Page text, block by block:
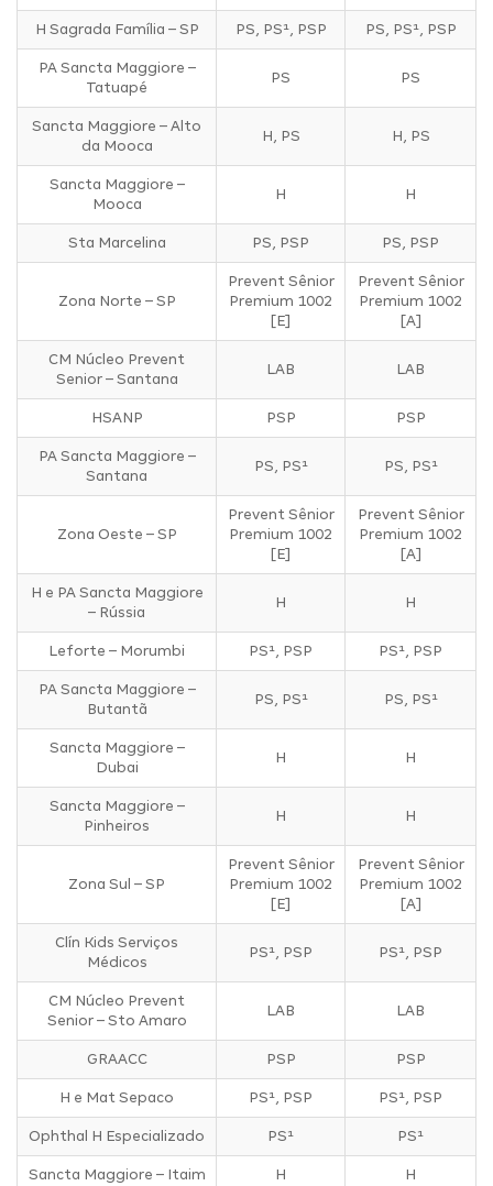
H Sagrada Família – SP PS, PS¹, PSP PS, PS¹, PSP
PA Sancta Maggiore –
Tatuapé
PS PS
Sancta Maggiore – Alto
da Mooca
H, PS H, PS
Sancta Maggiore –
Mooca
H H
Sta Marcelina PS, PSP PS, PSP
Zona Norte – SP
Prevent Sênior
Premium 1002
[E]
Prevent Sênior
Premium 1002
[A]
CM Núcleo Prevent
Senior – Santana
LAB LAB
HSANP PSP PSP
PA Sancta Maggiore –
Santana
PS, PS¹ PS, PS¹
Zona Oeste – SP
Prevent Sênior
Premium 1002
[E]
Prevent Sênior
Premium 1002
[A]
H e PA Sancta Maggiore
– Rússia
H H
Leforte – Morumbi PS¹, PSP PS¹, PSP
PA Sancta Maggiore –
Butantã
PS, PS¹ PS, PS¹
Sancta Maggiore –
Dubai
H H
Sancta Maggiore –
Pinheiros
H H
Zona Sul – SP
Prevent Sênior
Premium 1002
[E]
Prevent Sênior
Premium 1002
[A]
Clín Kids Serviços
Médicos
PS¹, PSP PS¹, PSP
CM Núcleo Prevent
Senior – Sto Amaro
LAB LAB
GRAACC PSP PSP
H e Mat Sepaco PS¹, PSP PS¹, PSP
Ophthal H Especializado PS¹ PS¹
Sancta Maggiore – Itaim H H